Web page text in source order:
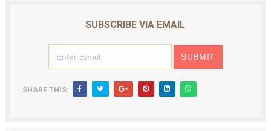
SUBSCRIBE VIA EMAIL
SHARE THIS: